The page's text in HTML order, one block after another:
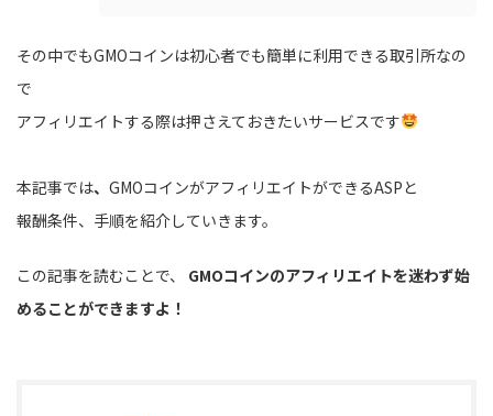
その中でもGMOコインは初心者でも簡単に利用できる取引所なの
で
アフィリエイトする際は押さえておきたいサービスです
本記事では、 GMOコインがアフィリエイトができるASPと
報酬条件、手順を紹介していきます。
この記事を読むことで、
GMOコインのアフィリエイトを迷わず始
めることができますよ！